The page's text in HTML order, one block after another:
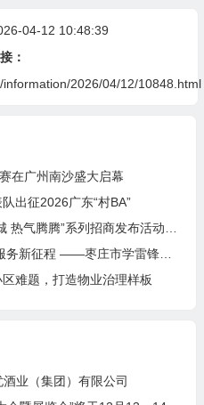
04-12 10:48:39
：
2026/04/12/10848.html
在广州南沙盛大启幕
出征2026广东“村BA”
赓续二十载雷锋薪火 启航志愿服务新征程 ——枣庄市学雷锋志愿者联合会隆重举行揭牌仪式
难题，打造物业治理样板
业（集团）有限公司